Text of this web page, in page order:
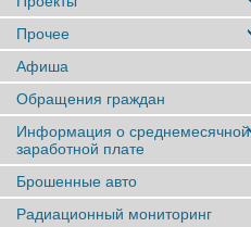
Прочее
Афиша
Обращения граждан
Информация о среднемесячной
заработной плате
Брошенные авто
Радиационный мониторинг